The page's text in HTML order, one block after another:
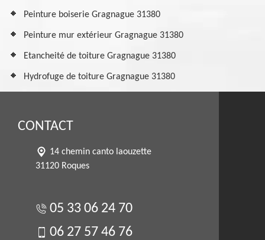
Peinture boiserie Gragnague 31380
Peinture mur extérieur Gragnague 31380
Etancheité de toiture Gragnague 31380
Hydrofuge de toiture Gragnague 31380
CONTACT
14 chemin canto laouzette
31120 Roques
05 33 06 24 70
06 27 57 46 76